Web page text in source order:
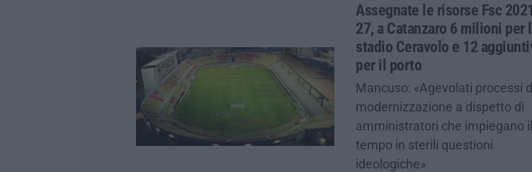
Assegnate le risorse Fsc
27, a Catanzaro 6 milioni per
stadio Ceravolo e 12
per il porto
Mancuso: «Agevolati processi
modernizzazione a dispetto di
amministratori che impiegano il
tempo in sterili questioni
ideologiche»